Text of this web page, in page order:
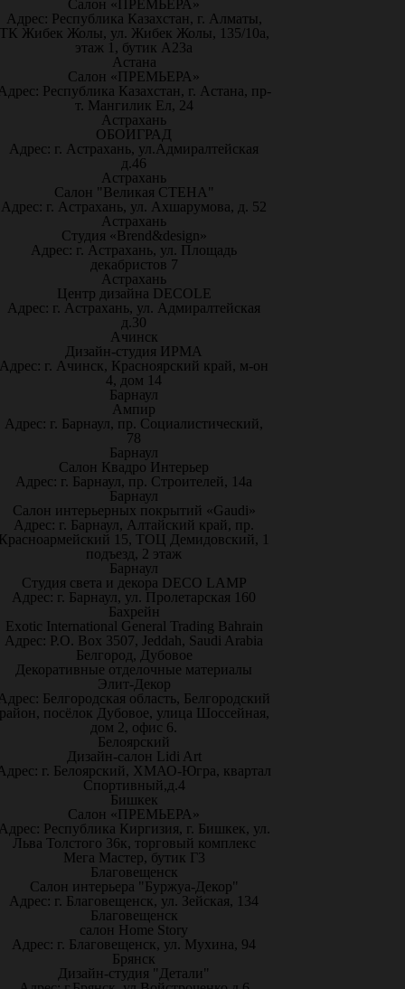
Салон «ПРЕМЬЕРА»
Адрес: Республика Казахстан, г. Алматы,
Жибек Жолы, ул. Жибек Жолы, 135/10а,
этаж 1, бутик А23а
Астана
Салон «ПРЕМЬЕРА»
Республика Казахстан, г. Астана, пр-
т. Мангилик Ел, 24
Астрахань
ОБОИГРАД
Адрес: г. Астрахань, ул.Адмиралтейская
д.46
Астрахань
Салон "Великая СТЕНА"
Адрес: г. Астрахань, ул. Ахшарумова, д. 52
Астрахань
Студия «Brend&design»
Адрес: г. Астрахань, ул. Площадь
декабристов 7
Астрахань
Центр дизайна DECOLE
Адрес: г. Астрахань, ул. Адмиралтейская
д.30
Ачинск
Дизайн-студия ИРМА
Адрес: г. Ачинск, Красноярский край, м-он
4, дом 14
Барнаул
Ампир
Адрес: г. Барнаул, пр. Социалистический,
78
Барнаул
Салон Квадро Интерьер
Адрес: г. Барнаул, пр. Строителей, 14а
Барнаул
Салон интерьерных покрытий «Gaudi»
Адрес: г. Барнаул, Алтайский край, пр.
15, ТОЦ Демидовский, 1
подъезд, 2 этаж
Барнаул
Студия света и декора DECO LAMP
Адрес: г. Барнаул, ул. Пролетарская 160
Бахрейн
Exotic International General Trading Bahrain
Адрес: P.O. Box 3507, Jeddah, Saudi Arabia
Белгород, Дубовое
Декоративные отделочные материалы
Элит-Декор
Белгородская область, Белгородский
посёлок Дубовое, улица Шоссейная,
дом 2, офис 6.
Белоярский
Дизайн-салон Lidi Art
г. Белоярский, ХМАО-Югра, квартал
Спортивный,д.4
Бишкек
Салон «ПРЕМЬЕРА»
Республика Киргизия, г. Бишкек, ул.
Льва Толстого 36к, торговый комплекс
Мега Мастер, бутик Г3
Благовещенск
Салон интерьера "Буржуа-Декор"
Адрес: г. Благовещенск, ул. Зейская, 134
Благовещенск
салон Home Story
Адрес: г. Благовещенск, ул. Мухина, 94
Брянск
Дизайн-студия "Детали"